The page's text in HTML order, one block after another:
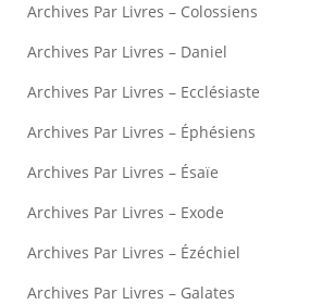
Archives Par Livres – Colossiens
Archives Par Livres – Daniel
Archives Par Livres – Ecclésiaste
Archives Par Livres – Éphésiens
Archives Par Livres – Ésaïe
Archives Par Livres – Exode
Archives Par Livres – Ézéchiel
Archives Par Livres – Galates